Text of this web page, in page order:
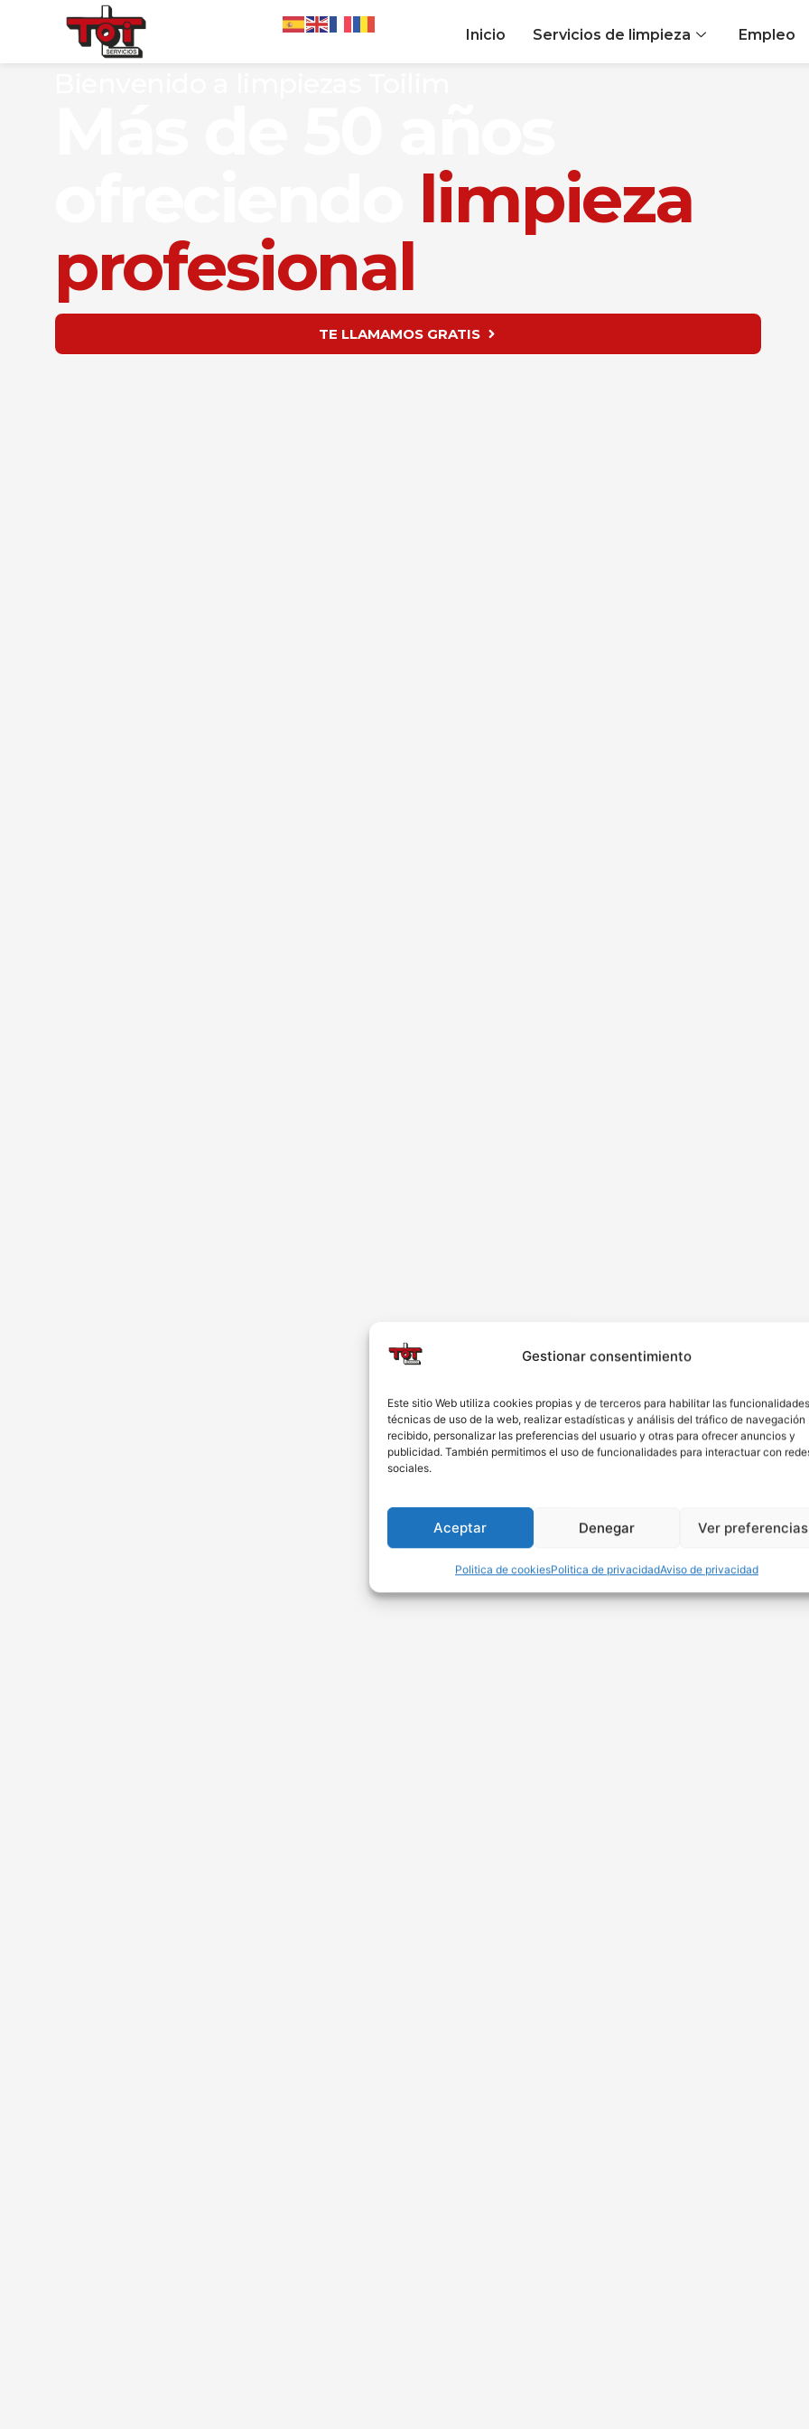
Gestionar consentimiento
Este sitio Web utiliza cookies propias y de terceros para habilitar las funcionalidades
técnicas de uso de la web, realizar estadísticas y análisis del tráfico de navegación
recibido, personalizar las preferencias del usuario y otras para ofrecer anuncios y
publicidad. También permitimos el uso de funcionalidades para interactuar con
sociales.
Aceptar Denegar Ver preferencias
Politica de cookiesPolitica de privacidadAviso de privacidad
Inicio Servicios de limpieza Empleo
limpieza
profesional
TE LLAMAMOS GRATIS